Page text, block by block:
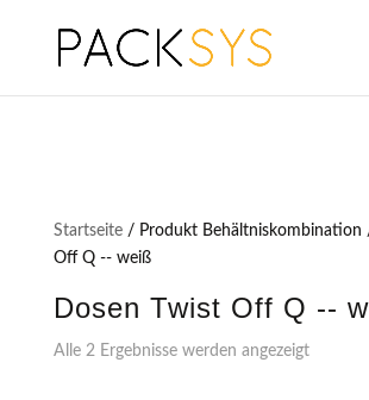
Startseite/ Produkt Behältniskombination
Off Q -- weiß
Dosen Twist Off Q --
Alle 2 Ergebnisse werden angezeigt